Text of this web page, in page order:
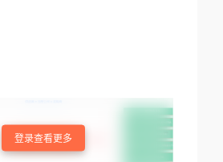
登录查看更多